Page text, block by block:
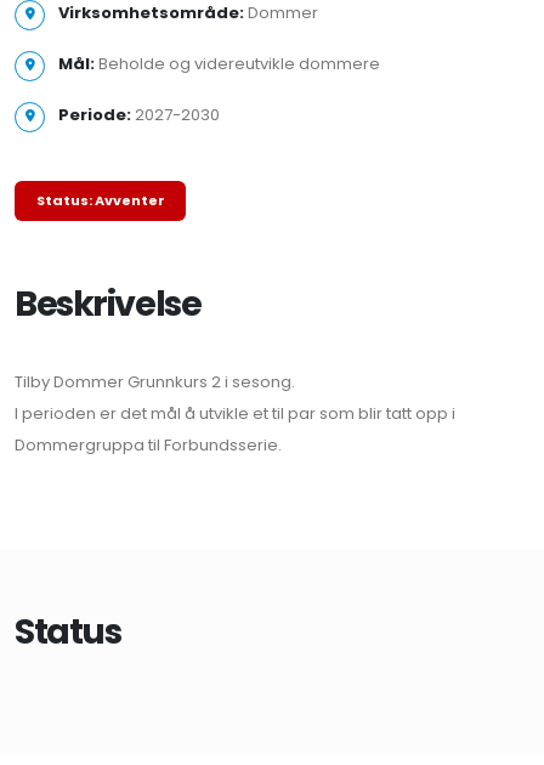
Virksomhetsområde:Dommer
Mål:Beholde og videreutvikle dommere
Periode:2027-2030
Status: Avventer
Beskrivelse
Tilby Dommer Grunnkurs 2 i sesong.
I perioden er det mål å utvikle et til par som blir tatt opp i
Dommergruppa til Forbundsserie.
Status